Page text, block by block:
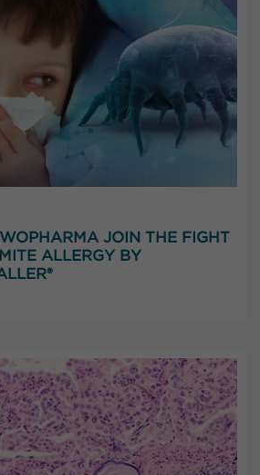
JOIN THE FIGHT
ALLERGY BY